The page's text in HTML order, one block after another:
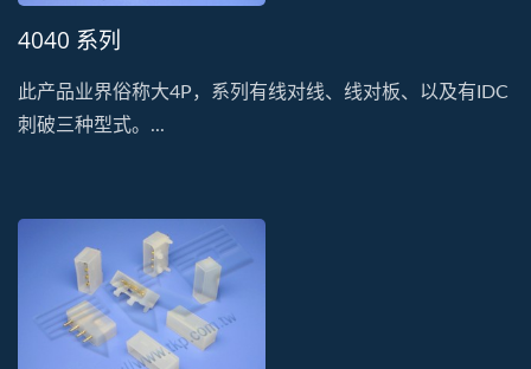
4040 系列
此产品业界俗称大4P，系列有线对线、线对板、以及有IDC
刺破三种型式。...